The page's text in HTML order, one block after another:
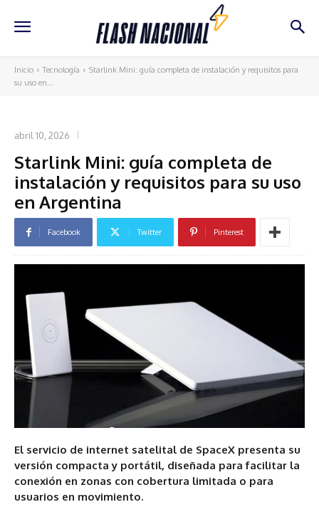
Inicio Tecnología
Starlink Mini: guía completa de instalación y requisitos para
su uso en...
abril 10, 2026
Starlink Mini: guía completa de
instalación y requisitos para su uso
en Argentina
Facebook Twitter Pinterest
El servicio de internet satelital de SpaceX presenta su
versión compacta y portátil, diseñada para facilitar la
conexión en zonas con cobertura limitada o para
usuarios en movimiento.